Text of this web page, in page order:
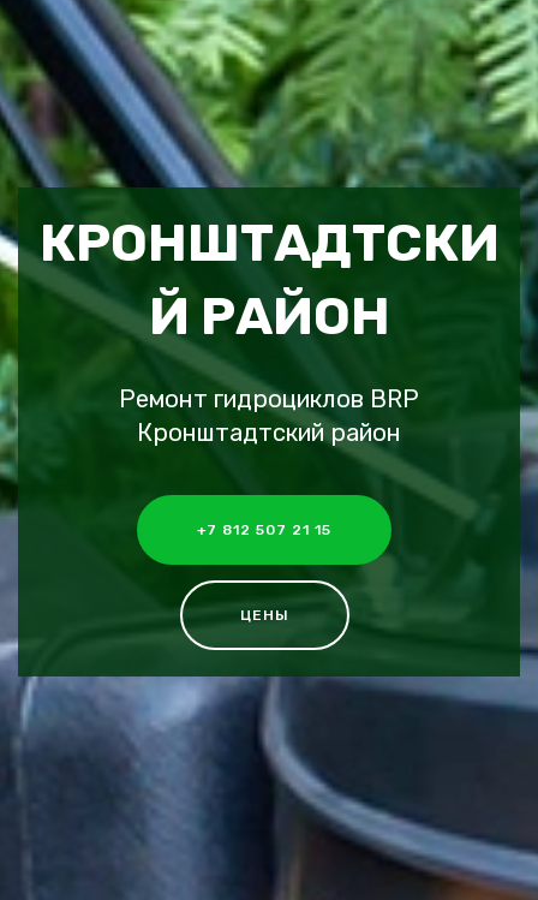
КРОНШТАДТСКИ
Й РАЙОН
Ремонт гидроциклов BRP
Кронштадтский район
+7 812 507 21 15
ЦЕНЫ